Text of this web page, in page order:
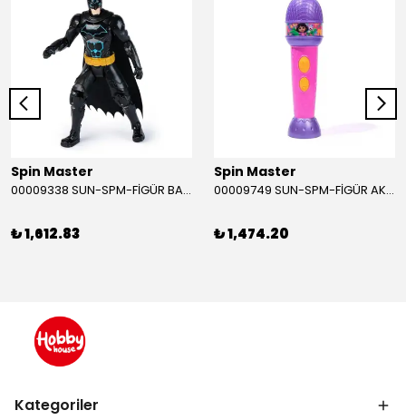
Spin Master
00009338 SUN-SPM-FİGÜR BATMAN NİNJA STRIKE 30 CM. EXC.
₺ 1,612.83
Spin Master
00009749 SUN-SPM-FİGÜR AKS. DORA MİKROFON YAĞMUR ORMANI RİTMİ (DORA) SESLİ
₺ 1,474.20
Kategoriler